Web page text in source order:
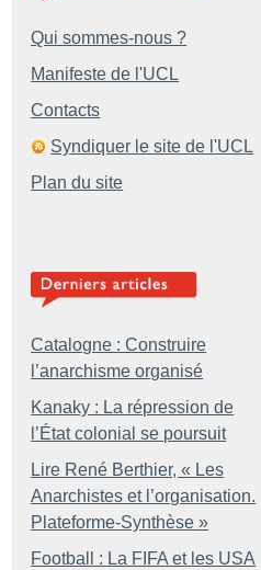
Qui sommes-nous ?
Manifeste de l'UCL
Contacts
Syndiquer le site de l'UCL
Plan du site
Catalogne : Construire
l’anarchisme organisé
Kanaky : La répression de
l’État colonial se poursuit
Lire René Berthier, « Les
Anarchistes et l’organisation.
Plateforme-Synthèse »
Football : La FIFA et les USA